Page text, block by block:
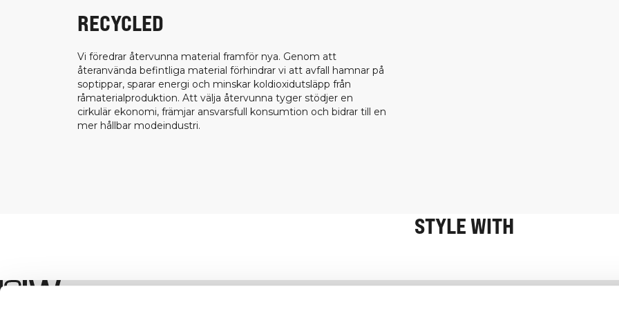
RECYCLED
Vi föredrar återvunna material framför nya. Genom att
återanvända befintliga material förhindrar vi att avfall hamnar på
soptippar, sparar energi och minskar koldioxidutsläpp från
råmaterialproduktion. Att välja återvunna tyger stödjer en
cirkulär ekonomi, främjar ansvarsfull konsumtion och bidrar till en
mer hållbar modeindustri.
STYLE WITH